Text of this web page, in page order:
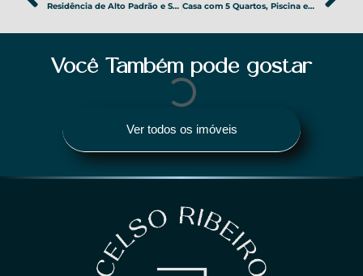
Residência de Alto Padrão e Sofisticação no Condados da Lagoa em Lagoa Santa – COD 366 Casa com 5 Quartos, Piscina e SPA à Venda no Condados de Bouganville – COD 368
Você Também pode gostar
Ver todos os imóveis